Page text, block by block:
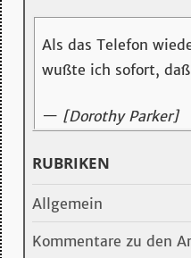
Als das Telefon
wußte ich sofort,
— [Dorothy Parker]
RUBRIKEN
Allgemein
Kommentare zu den